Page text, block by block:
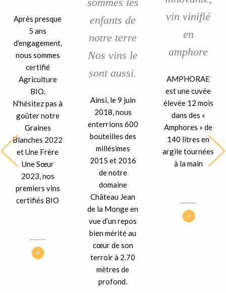
Après presque
5 ans
d'engagement,
nous sommes
certifié
Agriculture
BIO.
N'hésitez pas à
goûter notre
Graines
Blanches 2022
et Une Frère
Une Sœur
2023, nos
premiers vins
certifiés BIO
enfants de
notre terre
Nos vins le
sont aussi.
Ainsi, le 9 juin
2018, nous
enterrions 600
bouteilles des
millésimes
2015 et 2016
de notre
domaine
Château Jean
de la Monge en
vue d’un repos
bien mérité au
cœur de son
terroir à 2.70
mètres de
profond.
vin vinifié
en
amphore
AMPHORAE
est une cuvée
élevée 12 mois
dans des «
Amphores » de
140 litres en
argile tournées
à la main